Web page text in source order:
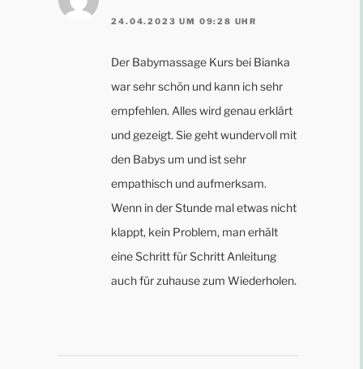
24.04.2023 UM 09:28 UHR
Der Babymassage Kurs bei Bianka
war sehr schön und kann ich sehr
empfehlen. Alles wird genau erklärt
und gezeigt. Sie geht wundervoll mit
den Babys um und ist sehr
empathisch und aufmerksam.
Wenn in der Stunde mal etwas nicht
klappt, kein Problem, man erhält
eine Schritt für Schritt Anleitung
auch für zuhause zum Wiederholen.